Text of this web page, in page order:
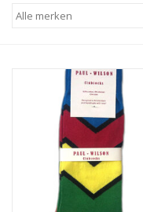
Sieraden
Home deco
Herensokken